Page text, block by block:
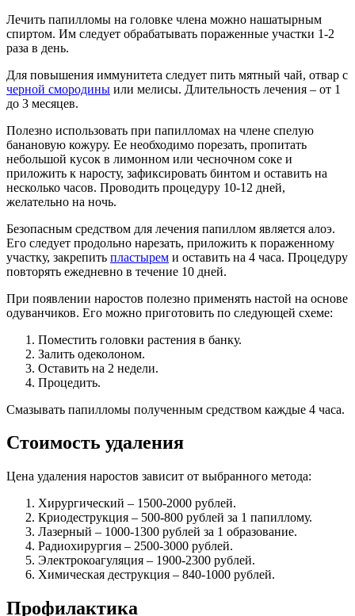
Лечить папилломы на головке члена можно нашатырным
спиртом. Им следует обрабатывать пораженные участки 1-2
раза в день.
Для повышения иммунитета следует пить мятный чай, отвар с
черной смородины или мелисы. Длительность лечения – от 1
до 3 месяцев.
Полезно использовать при папилломах на члене спелую
банановую кожуру. Ее необходимо порезать, пропитать
небольшой кусок в лимонном или чесночном соке и
приложить к наросту, зафиксировать бинтом и оставить на
несколько часов. Проводить процедуру 10-12 дней,
желательно на ночь.
Безопасным средством для лечения папиллом является алоэ.
Его следует продольно нарезать, приложить к пораженному
участку, закрепить пластырем и оставить на 4 часа. Процедуру
повторять ежедневно в течение 10 дней.
При появлении наростов полезно применять настой на основе
одуванчиков. Его можно приготовить по следующей схеме:
Поместить головки растения в банку.
Залить одеколоном.
Оставить на 2 недели.
Процедить.
Смазывать папилломы полученным средством каждые 4 часа.
Стоимость удаления
Цена удаления наростов зависит от выбранного метода:
Хирургический – 1500-2000 рублей.
Криодеструкция – 500-800 рублей за 1 папиллому.
Лазерный – 1000-1300 рублей за 1 образование.
Радиохирургия – 2500-3000 рублей.
Электрокоагуляция – 1900-2300 рублей.
Химическая деструкция – 840-1000 рублей.
Профилактика